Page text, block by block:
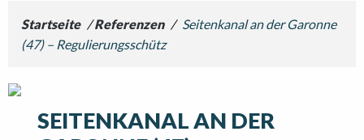
Startseite /Referenzen / Seitenkanal an der Garonne
(47) – Regulierungsschütz
SEITENKANAL AN DER